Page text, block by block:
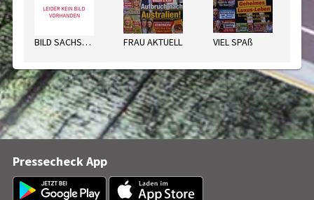
BILD SACHSEN ANH. MO FRAU AKTUELL VIEL SPAß
Pressecheck App